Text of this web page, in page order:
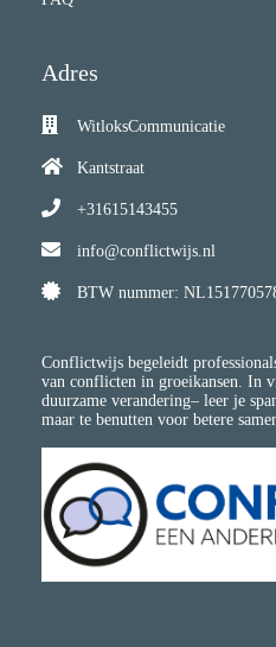
Adres
WitloksCommunicatie
Kantstraat
+31615143455
info@conflictwijs.nl
BTW nummer:
Conflictwijs begeleidt
van conflicten in groeikansen. In
duurzame verandering– leer je
maar te benutten voor betere